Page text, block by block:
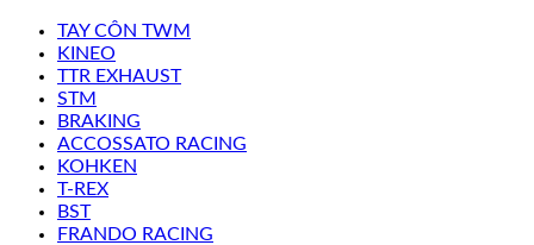
TAY CÔN TWM
KINEO
TTR EXHAUST
STM
BRAKING
ACCOSSATO RACING
KOHKEN
T-REX
BST
FRANDO RACING